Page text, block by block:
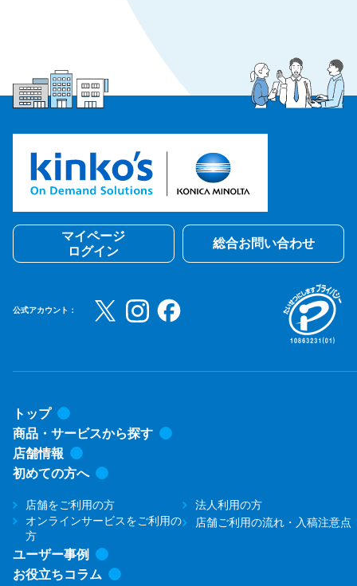
マイページ
ログイン
総合お問い合わせ
公式アカウント：
トップ
商品・サービスから探す
店舗情報
初めての方へ
店舗をご利用の方
法人利用の方
オンラインサービスをご利用の
方
店舗ご利用の流れ・入稿注意点
ユーザー事例
お役立ちコラム